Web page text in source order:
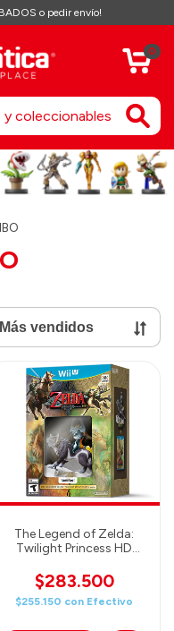
o pedir envío!
0
The Legend of Zelda:
Twilight Princess HD
Wolf Link)
$283.500
$255.150 con Efectivo